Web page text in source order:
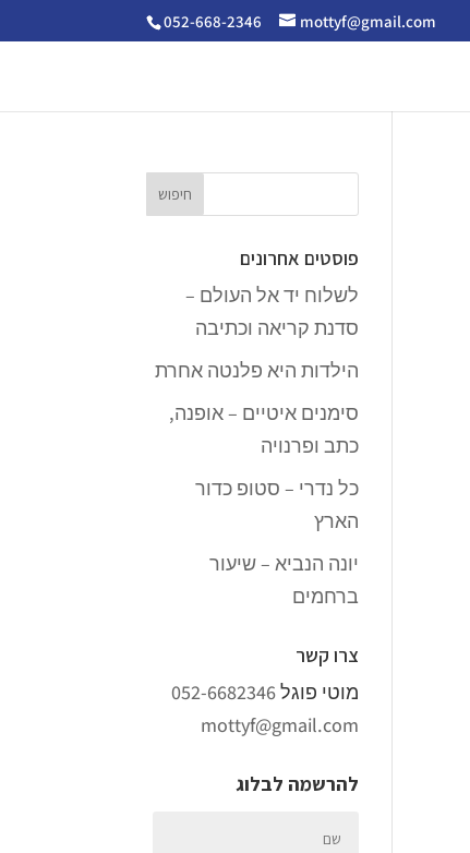
052-668-2346 mottyf@gmail.com
פוסטים אחרונים
לשלוח יד אל העולם –
סדנת קריאה וכתיבה
הילדות היא פלנטה אחרת
סימנים איטיים – אופנה,
כתב ופרנויה
כל נדרי – סטופ כדור
הארץ
יונה הנביא – שיעור
ברחמים
צרו קשר
מוטי פוגל052-6682346
mottyf@gmail.com
להרשמה לבלוג